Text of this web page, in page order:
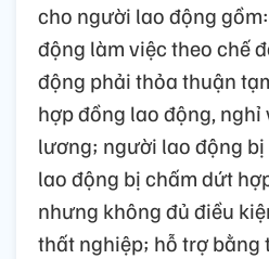
cho người lao động
động làm việc theo chế
động phải thỏa thuận
hợp đồng lao động,
lương; người lao động
lao động bị chấm dứt
nhưng không đủ điều
thất nghiệp; hỗ trợ bằng